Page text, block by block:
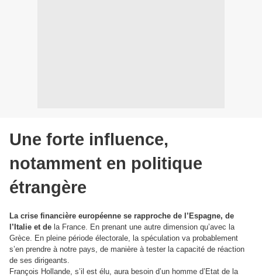
Une forte influence,
notamment en politique
étrangère
La crise financière européenne se rapproche de l’Espagne, de
l’Italie et de la France. En prenant une autre dimension qu’avec la
Grèce. En pleine période électorale, la spéculation va probablement
s’en prendre à notre pays, de manière à tester la capacité de réaction
de ses dirigeants.
François Hollande, s’il est élu, aura besoin d’un homme d’Etat de la